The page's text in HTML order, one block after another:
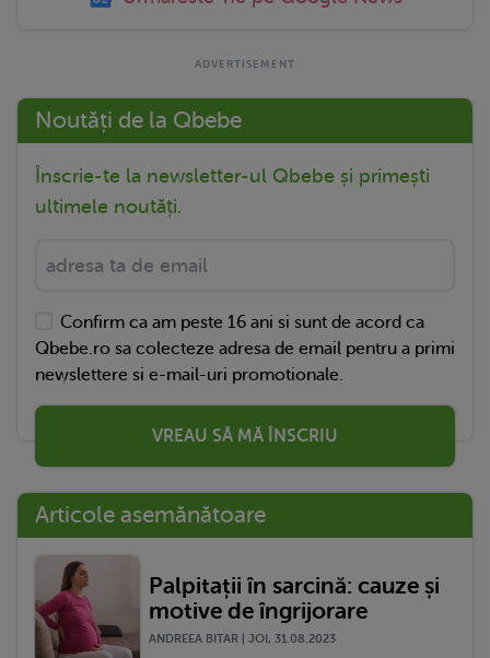
Noutăți de la Qbebe
Înscrie-te la newsletter-ul Qbebe și primești
ultimele noutăți.
Confirm ca am peste 16 ani si sunt de acord ca
Qbebe.ro sa colecteze adresa de email pentru a primi
newslettere si e-mail-uri promotionale.
VREAU SĂ MĂ ÎNSCRIU
Articole asemănătoare
Palpitații în sarcină: cauze și
motive de îngrijorare
ANDREEA BITAR | JOI, 31.08.2023